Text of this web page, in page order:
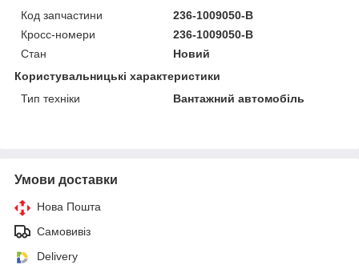
Код запчастини
236-1009050-B
Кросс-номери
236-1009050-B
Стан
Новий
Користувальницькі характеристики
Тип техніки
Вантажний автомобіль
Умови доставки
Нова Пошта
Самовивіз
Delivery